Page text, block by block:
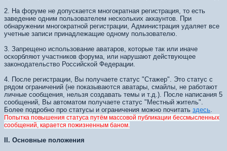
2. На форуме не допускается многократная регистрация, то есть
заведение одним пользователем нескольких аккаунтов. При
обнаружении многократной регистрации, Администрация удаляет все
учетные записи принадлежащие одному пользователю.
3. Запрещено использование аватаров, которые так или иначе
оскорбляют участников форума, или нарушают действующее
законодательство Российской Федерации.
4. После регистрации, Вы получаете статус "Стажер". Это статус с
рядом ограничений (не показываются аватары, смайлы, не работают
личные сообщения, нельзя создавать темы и т.д.). После написания 5
сообщений, Вы автоматом получаете статус "Местный житель".
Более подробно про статусы и ограничения можно почитать здесь.
Попытка повышения статуса путём массовой публикации бессмысленных
сообщений, карается пожизненным баном.
II. Основные положения